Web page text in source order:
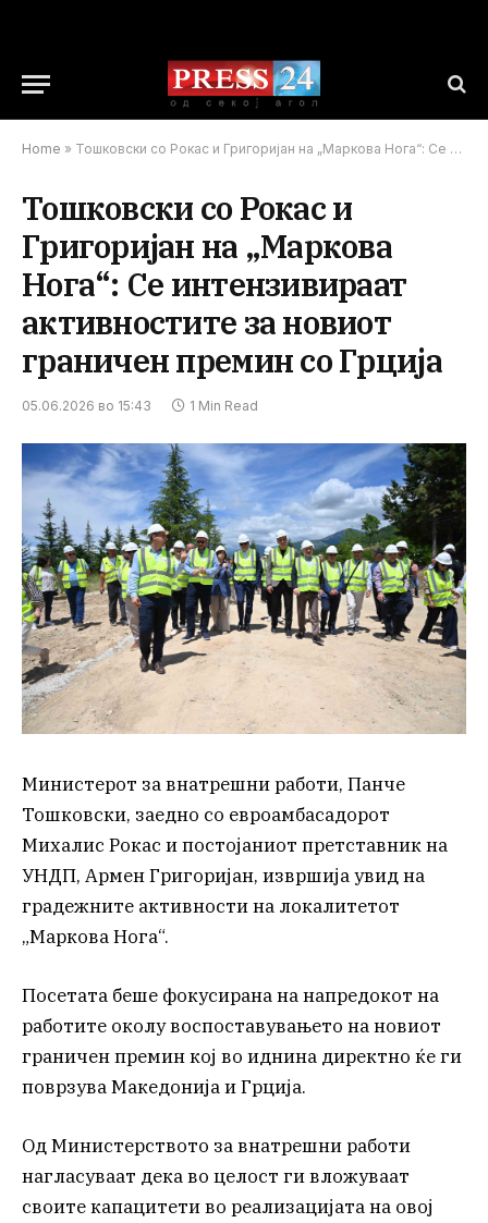
Home » Тошковски со Рокас и Григоријан на „Маркова Нога“: Се интензивираат активностите за новиот граничен премин со Грција
Тошковски со Рокас и
Григоријан на „Маркова
Нога“: Се интензивираат
активностите за новиот
граничен премин со Грција
05.06.2026 во 15:43 1 Min Read
Министерот за внатрешни работи, Панче
Тошковски, заедно со евроамбасадорот
Михалис Рокас и постојаниот претставник на
УНДП, Армен Григоријан, извршија увид на
градежните активности на локалитетот
„Маркова Нога“.
Посетата беше фокусирана на напредокот на
работите околу воспоставувањето на новиот
граничен премин кој во иднина директно ќе ги
поврзува Македонија и Грција.
Од Министерството за внатрешни работи
нагласуваат дека во целост ги вложуваат
своите капацитети во реализацијата на овој